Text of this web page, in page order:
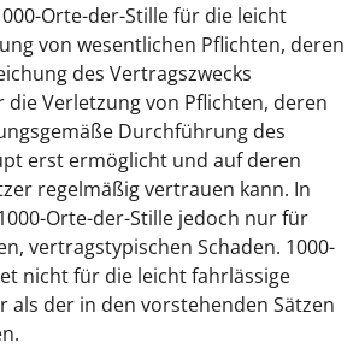
Orte-der-Stille für die leicht
von wesentlichen Pflichten, deren
des Vertragszwecks
Verletzung von Pflichten, deren
Durchführung des
erst ermöglicht und auf deren
regelmäßig vertrauen kann. In
Orte-der-Stille jedoch nur für
vertragstypischen Schaden. 1000-
nicht für die leicht fahrlässige
als der in den vorstehenden Sätzen